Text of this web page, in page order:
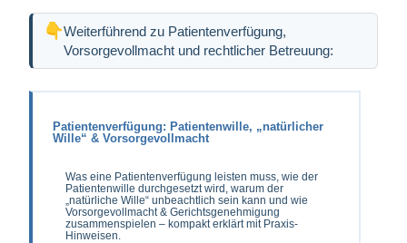
Weiterführend zu Patientenverfügung,
Vorsorgevollmacht und rechtlicher Betreuung:
Patientenverfügung: Patientenwille, „natürlicher
Wille“ & Vorsorgevollmacht
Was eine Patientenverfügung leisten muss, wie der
Patientenwille durchgesetzt wird, warum der
„natürliche Wille“ unbeachtlich sein kann und wie
Vorsorgevollmacht & Gerichtsgenehmigung
zusammenspielen – kompakt erklärt mit Praxis-
Hinweisen.